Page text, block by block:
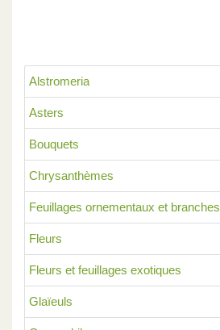
Alstromeria
Asters
Bouquets
Chrysanthèmes
Feuillages ornementaux et branches
Fleurs
Fleurs et feuillages exotiques
Glaïeuls